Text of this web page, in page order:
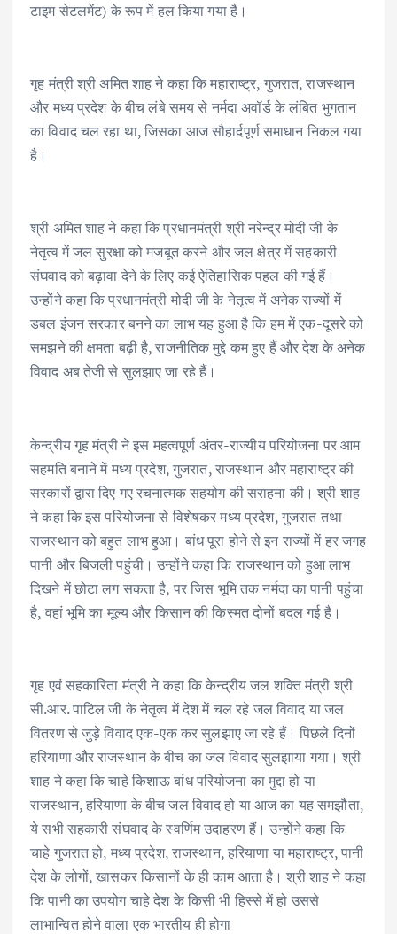
टाइम सेटलमेंट) के रूप में हल किया गया है।
गृह मंत्री श्री अमित शाह ने कहा कि महाराष्ट्र, गुजरात, राजस्थान
और मध्य प्रदेश के बीच लंबे समय से नर्मदा अवॉर्ड के लंबित भुगतान
का विवाद चल रहा था, जिसका आज सौहार्दपूर्ण समाधान निकल गया
है।
श्री अमित शाह ने कहा कि प्रधानमंत्री श्री नरेन्द्र मोदी जी के
नेतृत्व में जल सुरक्षा को मजबूत करने और जल क्षेत्र में सहकारी
संघवाद को बढ़ावा देने के लिए कई ऐतिहासिक पहल की गई हैं।
उन्होंने कहा कि प्रधानमंत्री मोदी जी के नेतृत्व में अनेक राज्यों में
डबल इंजन सरकार बनने का लाभ यह हुआ है कि हम में एक-दूसरे को
समझने की क्षमता बढ़ी है, राजनीतिक मुद्दे कम हुए हैं और देश के अनेक
विवाद अब तेजी से सुलझाए जा रहे हैं।
केन्द्रीय गृह मंत्री ने इस महत्वपूर्ण अंतर-राज्यीय परियोजना पर आम
सहमति बनाने में मध्य प्रदेश, गुजरात, राजस्थान और महाराष्ट्र की
सरकारों द्वारा दिए गए रचनात्मक सहयोग की सराहना की। श्री शाह
ने कहा कि इस परियोजना से विशेषकर मध्य प्रदेश, गुजरात तथा
राजस्थान को बहुत लाभ हुआ। बांध पूरा होने से इन राज्यों में हर जगह
पानी और बिजली पहुंची। उन्होंने कहा कि राजस्थान को हुआ लाभ
दिखने में छोटा लग सकता है, पर जिस भूमि तक नर्मदा का पानी पहुंचा
है, वहां भूमि का मूल्य और किसान की किस्मत दोनों बदल गई है।
गृह एवं सहकारिता मंत्री ने कहा कि केन्द्रीय जल शक्ति मंत्री श्री
सी.आर. पाटिल जी के नेतृत्व में देश में चल रहे जल विवाद या जल
वितरण से जुड़े विवाद एक-एक कर सुलझाए जा रहे हैं। पिछले दिनों
हरियाणा और राजस्थान के बीच का जल विवाद सुलझाया गया। श्री
शाह ने कहा कि चाहे किशाऊ बांध परियोजना का मुद्दा हो या
राजस्थान, हरियाणा के बीच जल विवाद हो या आज का यह समझौता,
ये सभी सहकारी संघवाद के स्वर्णिम उदाहरण हैं। उन्होंने कहा कि
चाहे गुजरात हो, मध्य प्रदेश, राजस्थान, हरियाणा या महाराष्ट्र, पानी
देश के लोगों, खासकर किसानों के ही काम आता है। श्री शाह ने कहा
कि पानी का उपयोग चाहे देश के किसी भी हिस्से में हो उससे
लाभान्वित होने वाला एक भारतीय ही होगा